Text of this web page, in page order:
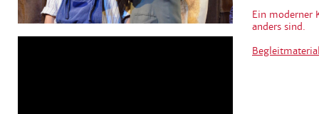
Ein moderner
anders sind.